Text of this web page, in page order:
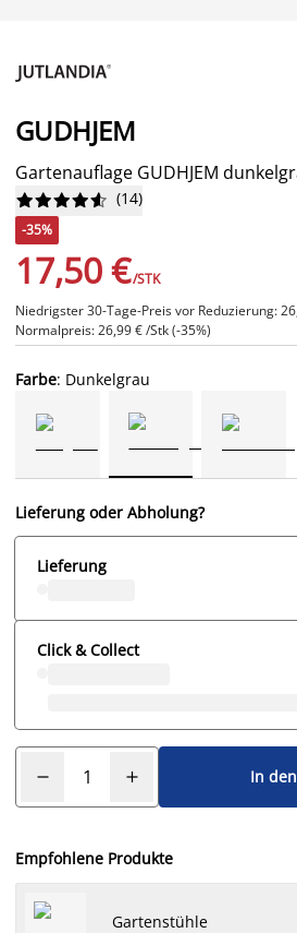
GUDHJEM
Gartenauflage GUDHJEM





 (14)
-35%
17,50 €/STK
Niedrigster 30-Tage-Preis vor Reduzierung:
Normalpreis: 26,99 € /Stk (-35%)
Farbe: Dunkelgrau
Lieferung oder Abholung?
Lieferung
Click & Collect
In
Empfohlene Produkte
Gartenstühle